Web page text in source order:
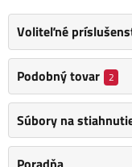
uťahovača je rýchlosť
Unášač: 1/2"
Otáčky bez
Spotreba
Pneumatický
B
Voliteľné
Podobný tovar 2
Súbory na